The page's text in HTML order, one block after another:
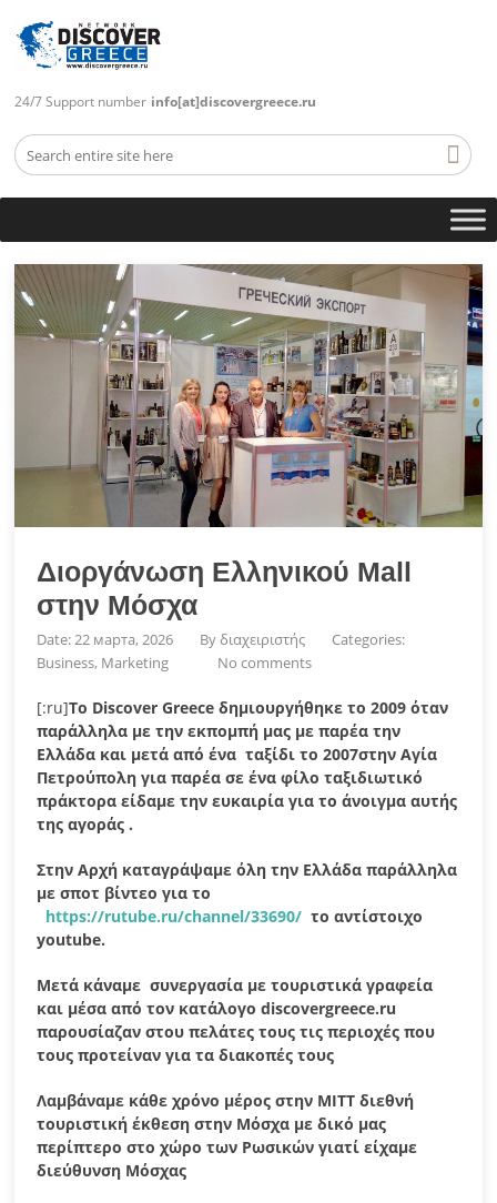
24/7 Support number info[at]discovergreece.ru
Διοργάνωση Ελληνικού Mall
στην Μόσχα
Date: 22 марта, 2026 Byδιαχειριστής
Categories:
Business, Marketing
No comments
[:ru]Το Discover Greece δημιουργήθηκε το 2009 όταν
παράλληλα με την εκπομπή μας με παρέα την
Ελλάδα και μετά από ένα ταξίδι το 2007στην Αγία
Πετρούπολη για παρέα σε ένα φίλο ταξιδιωτικό
πράκτορα είδαμε την ευκαιρία για το άνοιγμα αυτής
της αγοράς .
Στην Αρχή καταγράψαμε όλη την Ελλάδα παράλληλα
με σποτ βίντεο για το
https://rutube.ru/channel/33690/ το αντίστοιχο
youtube.
Μετά κάναμε συνεργασία με τουριστικά γραφεία
και μέσα από τον κατάλογοdiscovergreece.ru
παρουσίαζαν στου πελάτες τους τις περιοχές που
τους προτείναν για τα διακοπές τους
Λαμβάναμε κάθε χρόνο μέρος στην ΜΙΤΤ διεθνή
τουριστική έκθεση στην Μόσχα με δικό μας
περίπτερο στο χώρο των Ρωσικών γιατί είχαμε
διεύθυνση Μόσχας